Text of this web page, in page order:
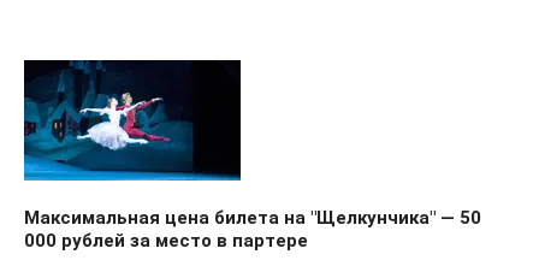
Максимальная цена билета на "Щелкунчика" — 50
000 рублей за место в партере